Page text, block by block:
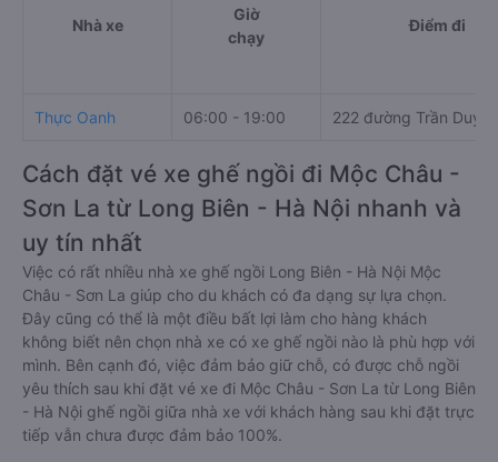
Nhà xe
Giờ
chạy
Điểm đi
Thực Oanh 06:00 - 19:00 222 đường Trần Duy
Cách đặt vé xe ghế ngồi đi Mộc Châu -
Sơn La từ Long Biên - Hà Nội nhanh và
uy tín nhất
Việc có rất nhiều nhà xe ghế ngồi Long Biên - Hà Nội Mộc
Châu - Sơn La giúp cho du khách có đa dạng sự lựa chọn.
Đây cũng có thể là một điều bất lợi làm cho hàng khách
không biết nên chọn nhà xe có xe ghế ngồi nào là phù hợp với
mình. Bên cạnh đó, việc đảm bảo giữ chỗ, có được chỗ ngồi
yêu thích sau khi đặt vé xe đi Mộc Châu - Sơn La từ Long Biên
- Hà Nội ghế ngồi giữa nhà xe với khách hàng sau khi đặt trực
tiếp vẫn chưa được đảm bảo 100%.